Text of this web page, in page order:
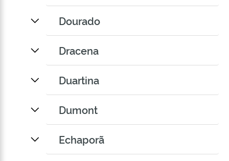
Dourado
Dracena
Duartina
Dumont
Echaporã